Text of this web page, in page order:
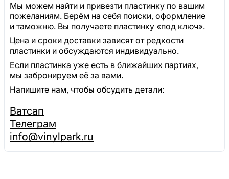
Мы можем найти и привезти пластинку по вашим
пожеланиям. Берём на себя поиски, оформление
и таможню. Вы получаете пластинку «под ключ».
Цена и сроки доставки зависят от редкости
пластинки и обсуждаются индивидуально.
Если пластинка уже есть в ближайших партиях,
мы забронируем её за вами.
Напишите нам, чтобы обсудить детали:
Ватсап
Телеграм
info@vinylpark.ru